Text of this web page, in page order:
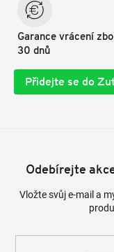
Garance vrácení
30 dnů
Přidejte se do
Odebírejte
Vložte svůj e-mail a